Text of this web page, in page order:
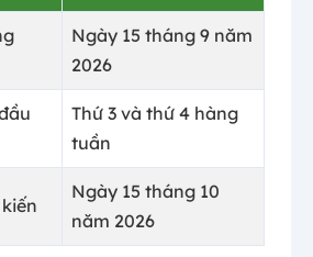
Ngày 15 tháng 9 năm
2026
Thứ 3 và thứ 4 hàng
tuần
Ngày 15 tháng 10
năm 2026